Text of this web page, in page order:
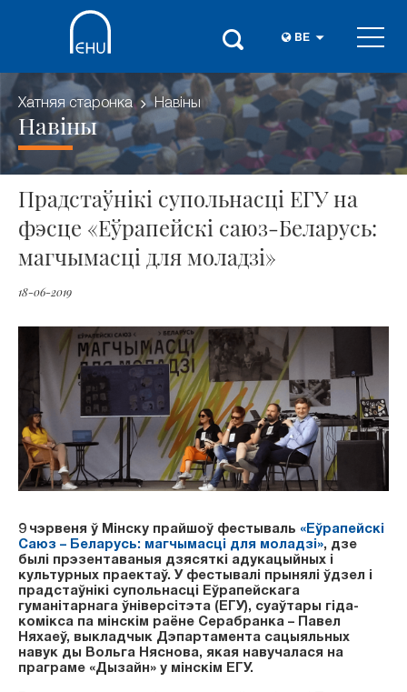
BE
Хатняя старонка Навіны
Навіны
Прадстаўнікі супольнасці ЕГУ на
фэсце «Еўрапейскі саюз-Беларусь:
магчымасці для моладзі»
18-06-2019
9 чэрвеня ў Мінску прайшоў фестываль «Еўрапейскі
Саюз – Беларусь: магчымасці для моладзі», дзе
былі прэзентаваныя дзясяткі адукацыйных і
культурных праектаў. У фестывалі прынялі ўдзел і
прадстаўнікі супольнасці Еўрапейскага
гуманітарнага ўніверсітэта (ЕГУ), суаўтары гіда-
комікса па мінскім раёне Серабранка – Павел
Няхаеў, выкладчык Дэпартамента сацыяльных
навук ды Вольга Няснова, якая навучалася на
праграме «Дызайн» у мінскім ЕГУ.